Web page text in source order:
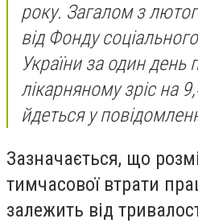
року. Загалом з
від Фонду
України за один день
лікарняному зріс на
йдеться у
Зазначається, що
тимчасової втрати
залежить від